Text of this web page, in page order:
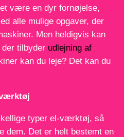
være en dyr fornøjelse,
alle mulige opgaver, der
Men heldigvis kan
tilbyder udlejning af
kan du leje? Det kan du
typer el-værktøj, så
dem. Det er helt bestemt en